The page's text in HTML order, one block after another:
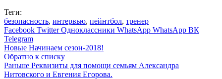
Теги:
безопасность, интервью, пейнтбол, тренер
Facebook Twitter Одноклассники WhatsApp WhatsApp ВК
Telegram
Новые Начинаем сезон-2018!
Обратно к списку
Раньше Реквизиты для помощи семьям Александра
Нитовского и Евгения Егорова.